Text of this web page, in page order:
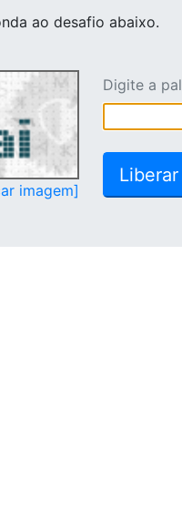
ao desafio abaixo.
imagem]
Digite a